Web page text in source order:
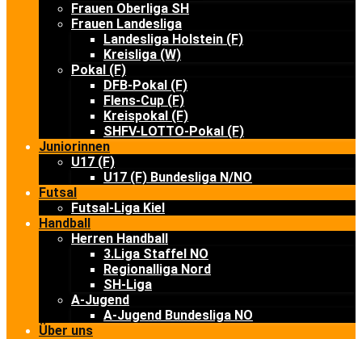
Frauen Oberliga SH
Frauen Landesliga
Landesliga Holstein (F)
Kreisliga (W)
Pokal (F)
DFB-Pokal (F)
Flens-Cup (F)
Kreispokal (F)
SHFV-LOTTO-Pokal (F)
Juniorinnen
U17 (F)
U17 (F) Bundesliga N/NO
Futsal
Futsal-Liga Kiel
Handball
Herren Handball
3.Liga Staffel NO
Regionalliga Nord
SH-Liga
A-Jugend
A-Jugend Bundesliga NO
Über uns